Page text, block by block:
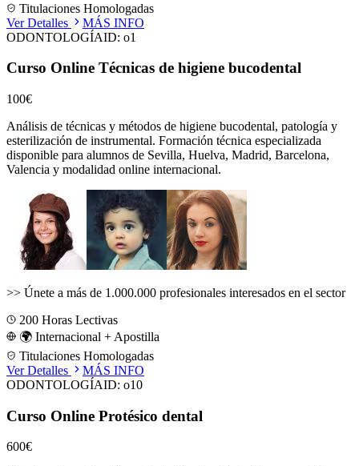
Titulaciones Homologadas
Ver Detalles
MÁS INFO
ODONTOLOGÍAID: o1
Curso Online Técnicas de higiene bucodental
100€
Análisis de técnicas y métodos de higiene bucodental, patología y
esterilización de instrumental. Formación técnica especializada
disponible para alumnos de Sevilla, Huelva, Madrid, Barcelona,
Valencia y modalidad online internacional.
>> Únete a más de 1.000.000 profesionales interesados en el sector
200 Horas Lectivas
🌍 Internacional + Apostilla
Titulaciones Homologadas
Ver Detalles
MÁS INFO
ODONTOLOGÍAID: o10
Curso Online Protésico dental
600€